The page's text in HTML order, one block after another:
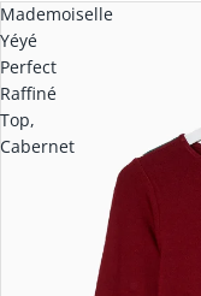
Mademoiselle
Yéyé
Perfect
Raffiné
Top,
Cabernet